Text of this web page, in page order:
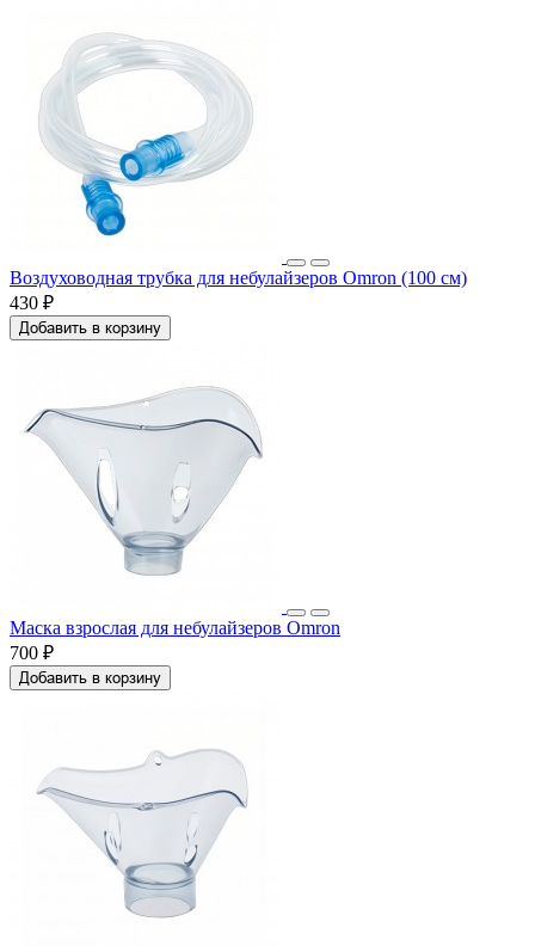
Воздуховодная трубка для небулайзеров Omron (100 см)
430 ₽
Добавить в корзину
Маска взрослая для небулайзеров Omron
700 ₽
Добавить в корзину